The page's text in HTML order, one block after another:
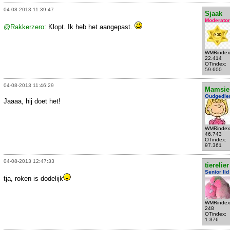
04-08-2013 11:39:47
Sjaak
Moderator
22.414
OTindex:
59.600
@Rakkerzero: Klopt. Ik heb het aangepast.
04-08-2013 11:46:29
Mamsie
46.743
OTindex:
97.361
Jaaaa, hij doet het!
04-08-2013 12:47:33
tierelier
Senior lid
248
OTindex:
1.376
tja, roken is dodelijk